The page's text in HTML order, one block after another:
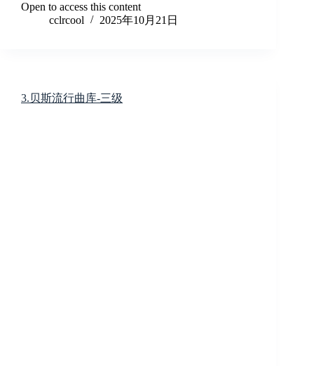
Open to access this content
cclrcool
2025年10月21日
3.贝斯流行曲库-三级